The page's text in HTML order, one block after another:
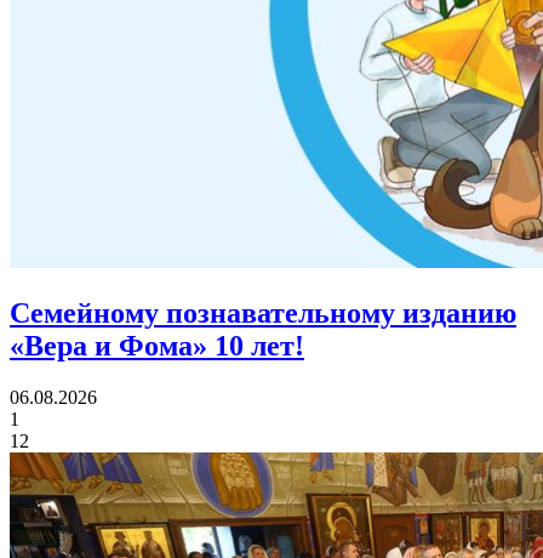
Семейному познавательному изданию
«Вера и Фома» 10 лет!
06.08.2026
1
12